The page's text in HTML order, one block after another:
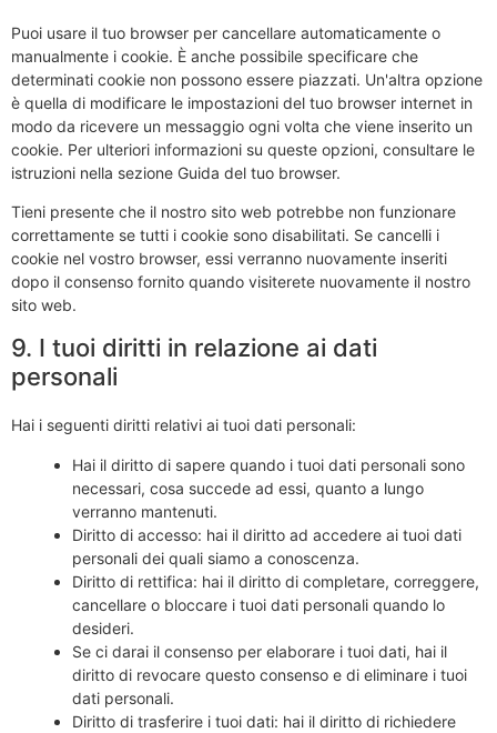
Puoi usare il tuo browser per cancellare automaticamente o
manualmente i cookie. È anche possibile specificare che
determinati cookie non possono essere piazzati. Un'altra opzione
è quella di modificare le impostazioni del tuo browser internet in
modo da ricevere un messaggio ogni volta che viene inserito un
cookie. Per ulteriori informazioni su queste opzioni, consultare le
istruzioni nella sezione Guida del tuo browser.
Tieni presente che il nostro sito web potrebbe non funzionare
correttamente se tutti i cookie sono disabilitati. Se cancelli i
cookie nel vostro browser, essi verranno nuovamente inseriti
dopo il consenso fornito quando visiterete nuovamente il nostro
sito web.
9. I tuoi diritti in relazione ai dati
personali
Hai i seguenti diritti relativi ai tuoi dati personali:
Hai il diritto di sapere quando i tuoi dati personali sono
necessari, cosa succede ad essi, quanto a lungo
verranno mantenuti.
Diritto di accesso: hai il diritto ad accedere ai tuoi dati
personali dei quali siamo a conoscenza.
Diritto di rettifica: hai il diritto di completare, correggere,
cancellare o bloccare i tuoi dati personali quando lo
desideri.
Se ci darai il consenso per elaborare i tuoi dati, hai il
diritto di revocare questo consenso e di eliminare i tuoi
dati personali.
Diritto di trasferire i tuoi dati: hai il diritto di richiedere